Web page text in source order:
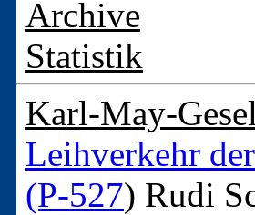
Archive
Statistik
Karl-May-
Leihverkehr
(P-527) Rudi